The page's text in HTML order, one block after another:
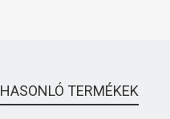
HASONLÓ TERMÉKEK